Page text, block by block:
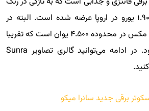
های متنوع با قیمت ۱.۹۰۰ یورو در اروپا عرضه شده است. البته در
چین، قیمت سانرا میکو مکس در محدوده ۴.۵۰۰ یوان است که تقریبا
معادل ۷۰۰ دلار می‌شود. در ادامه می‌توانید گالری تصاویر Sunra